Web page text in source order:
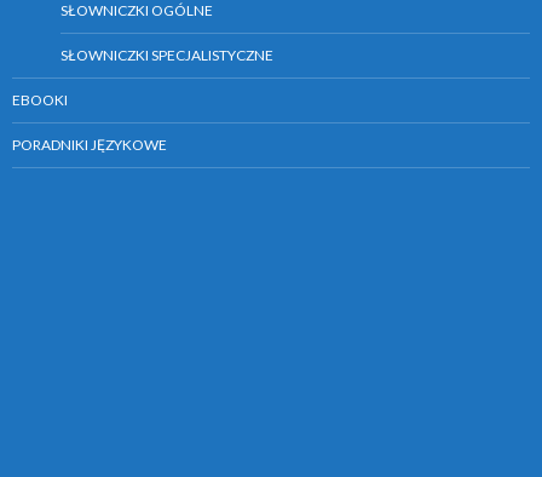
SŁOWNICZKI OGÓLNE
SŁOWNICZKI SPECJALISTYCZNE
EBOOKI
PORADNIKI JĘZYKOWE